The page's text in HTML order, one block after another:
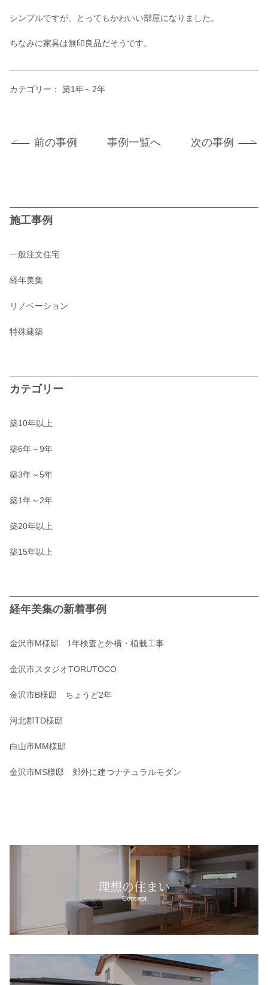
シンプルですが、とってもかわいい部屋になりました。
ちなみに家具は無印良品だそうです。
カテゴリー： 築1年～2年
前の事例 事例一覧へ 次の事例
施工事例
一般注文住宅
経年美集
リノベーション
特殊建築
カテゴリー
築10年以上
築6年～9年
築3年～5年
築1年～2年
築20年以上
築15年以上
経年美集の新着事例
金沢市M様邸 1年検査と外構・植栽工事
金沢市スタジオTORUTOCO
金沢市B様邸 ちょうど2年
河北郡TD様邸
白山市MM様邸
金沢市MS様邸 郊外に建つナチュラルモダン
理想の住まい
Concept